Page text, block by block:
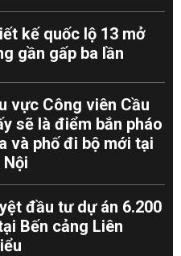
kế quốc lộ 13 mở
gần gấp ba lần
vực Công viên Cầu
sẽ là điểm bắn pháo
và phố đi bộ mới tại
Nội
đầu tư dự án 6.200
Bến cảng Liên